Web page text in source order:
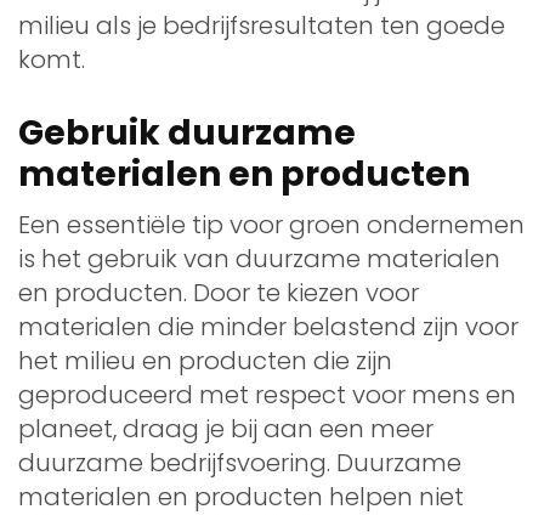
milieu als je bedrijfsresultaten ten goede
komt.
Gebruik duurzame
materialen en producten
Een essentiële tip voor groen ondernemen
is het gebruik van duurzame materialen
en producten. Door te kiezen voor
materialen die minder belastend zijn voor
het milieu en producten die zijn
geproduceerd met respect voor mens en
planeet, draag je bij aan een meer
duurzame bedrijfsvoering. Duurzame
materialen en producten helpen niet